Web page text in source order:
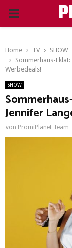
PRIMARY
Home TV
SHOW
Sommerhaus-
Werbedeals!
SHOW
Jennifer
von PromiPlanet Team